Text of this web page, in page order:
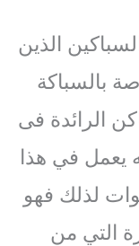
الذين
بالسباكة
الرائدة فى
يعمل في هذا
لذلك فهو
التي من